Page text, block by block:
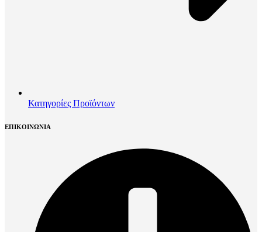
Κατηγορίες Προϊόντων
ΕΠΙΚΟΙΝΩΝΙΑ